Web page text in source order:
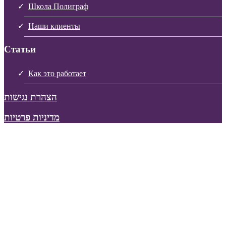
Школа Полиграф
Наши клиенты
Статьи
Как это работает
הצהרת נגישות
מדיניות פרטיות